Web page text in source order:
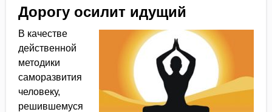
Дорогу осилит идущий
В качестве
действенной
методики
саморазвития
человеку,
решившемуся